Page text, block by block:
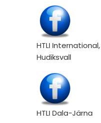
HTLI International,
Hudiksvall
HTLI Dala-Järna